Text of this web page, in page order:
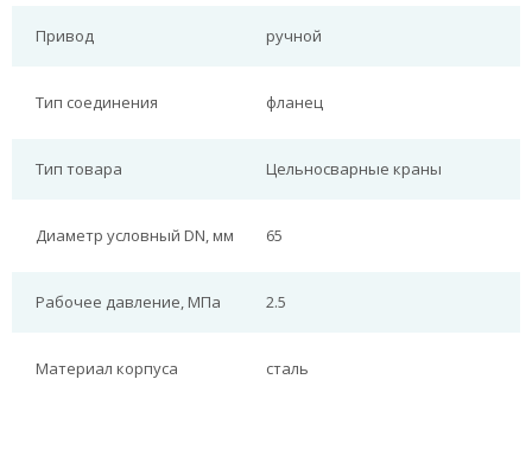
Привод ручной
Тип соединения фланец
Тип товара Цельносварные краны
Диаметр условный DN, мм 65
Рабочее давление, МПа 2.5
Материал корпуса сталь